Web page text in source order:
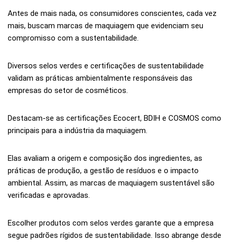
Antes de mais nada, os consumidores conscientes, cada vez
mais, buscam marcas de maquiagem que evidenciam seu
compromisso com a sustentabilidade.
Diversos selos verdes e certificações de sustentabilidade
validam as práticas ambientalmente responsáveis das
empresas do setor de cosméticos.
Destacam-se as certificações Ecocert, BDIH e COSMOS como
principais para a indústria da maquiagem.
Elas avaliam a origem e composição dos ingredientes, as
práticas de produção, a gestão de resíduos e o impacto
ambiental. Assim, as marcas de maquiagem sustentável são
verificadas e aprovadas.
Escolher produtos com selos verdes garante que a empresa
segue padrões rígidos de sustentabilidade. Isso abrange desde